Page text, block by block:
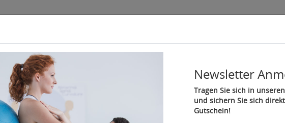
Therapiegeräte Fitness und Reha Sport
Newsletter
Tragen Sie sich in
und sichern Sie sich
Gutschein!